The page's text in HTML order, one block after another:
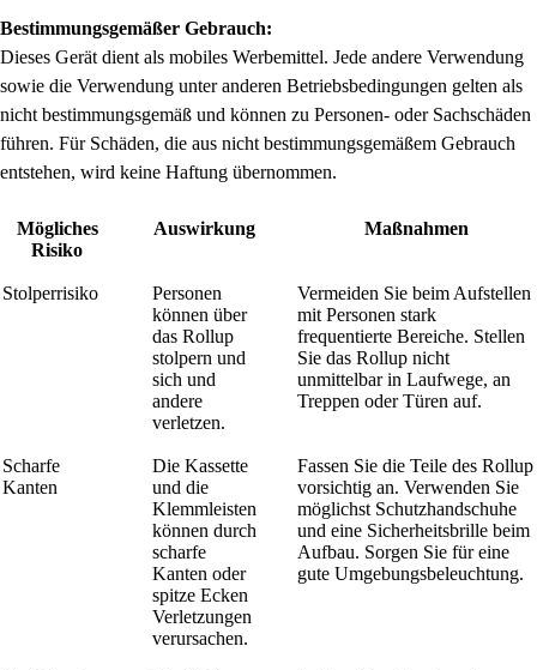
Bestimmungsgemäßer Gebrauch:
Dieses Gerät dient als mobiles Werbemittel. Jede andere Verwendung
sowie die Verwendung unter anderen Betriebsbedingungen gelten als
nicht bestimmungsgemäß und können zu Personen- oder Sachschäden
führen. Für Schäden, die aus nicht bestimmungsgemäßem Gebrauch
entstehen, wird keine Haftung übernommen.
Mögliches
Risiko
Auswirkung Maßnahmen
Stolperrisiko
Personen
können über
das Rollup
stolpern und
sich und
andere
verletzen.
Vermeiden Sie beim Aufstellen
mit Personen stark
frequentierte Bereiche. Stellen
Sie das Rollup nicht
unmittelbar in Laufwege, an
Treppen oder Türen auf.
Scharfe
Kanten
Die Kassette
und die
Klemmleisten
können durch
scharfe
Kanten oder
spitze Ecken
Verletzungen
verursachen.
Fassen Sie die Teile des Rollup
vorsichtig an. Verwenden Sie
möglichst Schutzhandschuhe
und eine Sicherheitsbrille beim
Aufbau. Sorgen Sie für eine
gute Umgebungsbeleuchtung.